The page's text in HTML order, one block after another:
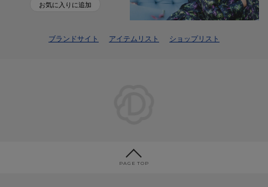
お気に入りに追加
ブランドサイト アイテムリスト ショップリスト
PAGE TOP